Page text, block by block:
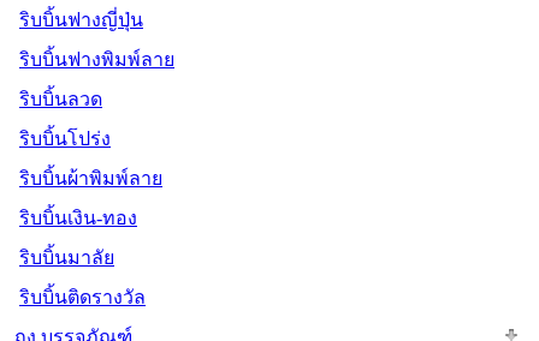
ริบบิ้นฟางญี่ปุ่น
ริบบิ้นฟางพิมพ์ลาย
ริบบิ้นลวด
ริบบิ้นโปร่ง
ริบบิ้นผ้าพิมพ์ลาย
ริบบิ้นเงิน-ทอง
ริบบิ้นมาลัย
ริบบิ้นติดรางวัล